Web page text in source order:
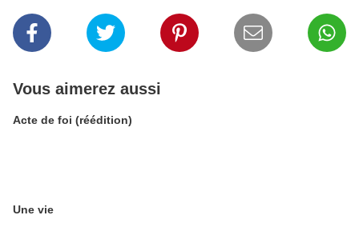
Vous aimerez aussi
Acte de foi (réédition)
Une vie